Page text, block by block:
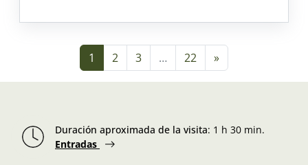
Navegación de entradas
1 2 3 … 22 »
Duración aproximada de la visita: 1 h 30 min.
Entradas